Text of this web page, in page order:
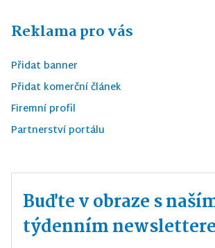
Reklama pro vás
Přidat banner
Přidat komerční článek
Firemní profil
Partnerství portálu
Buďte v obraze s
týdenním